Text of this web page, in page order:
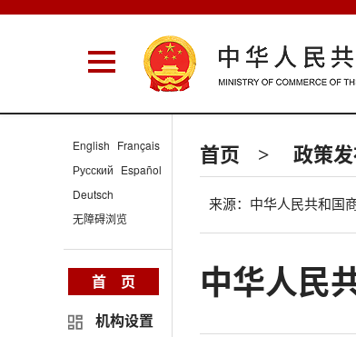
首页 > 政策
来源：中华人民共和国
中华人民
English Français
Русский Español
Deutsch
无障碍浏览
首 页
机构设置